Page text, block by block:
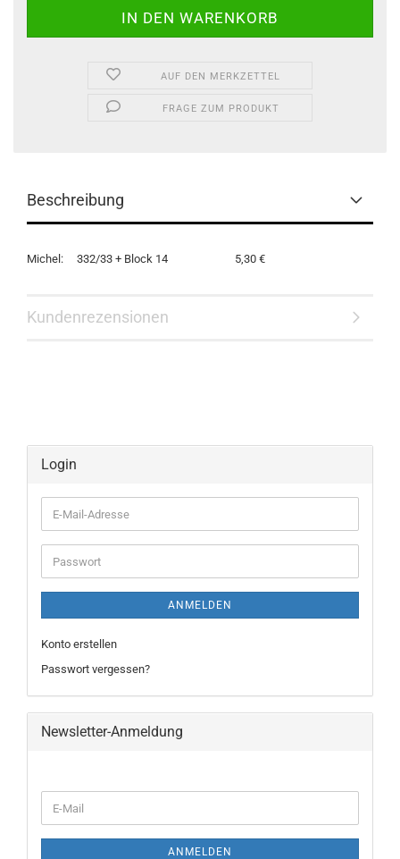
AUF DEN MERKZETTEL
FRAGE ZUM PRODUKT
Beschreibung
Michel: 332/33 + Block 14 5,30 €
Kundenrezensionen
Login
E-
Mail-
Adresse
Passwort
ANMELDEN
Konto erstellen
Passwort vergessen?
Newsletter-Anmeldung
ZUR
E-
Mail
ANMELDEN